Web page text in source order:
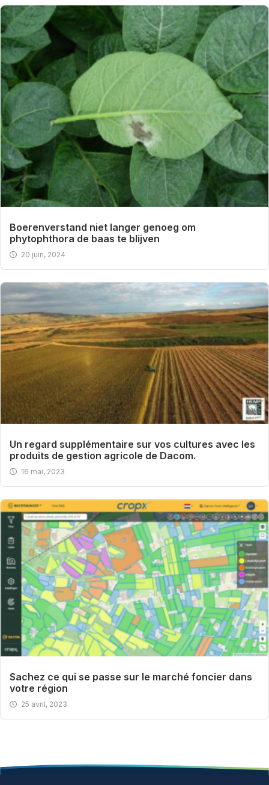
Boerenverstand niet langer genoeg om
phytophthora de baas te blijven
20 juin, 2024
Un regard supplémentaire sur vos cultures avec les
produits de gestion agricole de Dacom.
16 mai, 2023
Sachez ce qui se passe sur le marché foncier dans
votre région
25 avril, 2023